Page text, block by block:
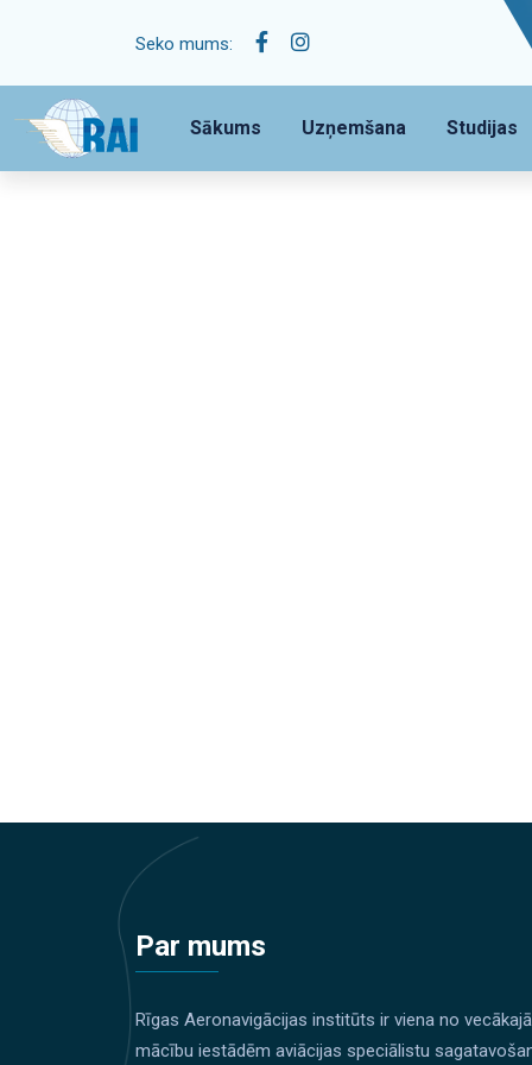
Seko mums:
Sākums Uzņemšana Studijas
Par mums
Rīgas Aeronavigācijas institūts ir viena no
mācību iestādēm aviācijas speciālistu